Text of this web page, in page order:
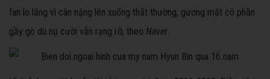
fan lo lắng vì cân nặng lên xuống thất thường, gương mặt có phần
gầy gò dù nụ cười vẫn rạng rỡ, theo Naver.